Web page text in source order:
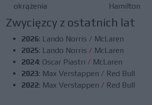
okrążenia
Hamilton
Zwycięzcy z ostatnich lat
2026: Lando Norris / McLaren
2025: Lando Norris / McLaren
2024: Oscar Piastri / McLaren
2023: Max Verstappen / Red Bull
2022: Max Verstappen / Red Bull